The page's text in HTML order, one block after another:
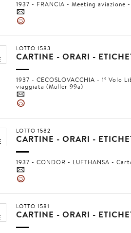
1937 - FRANCIA - Meeting
4
»
LOTTO 1583
CARTINE - ORARI -
1937 - CECOSLOVACCHIA - 1° Volo
viaggiata (Muller 99a)
4
»
LOTTO 1582
CARTINE - ORARI -
1937 - CONDOR - LUFTHANSA -
4
»
LOTTO 1581
CARTINE - ORARI -